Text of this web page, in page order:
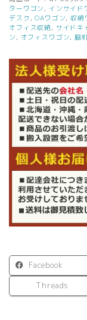
ド
ワ
ゴ
ン
長
デ
ターワゴン , インサイド
デスク ,OAワゴン,収納
オフィス収納 , サイドキ
ン , オフィスワゴン,脇机
Facebook
Threads